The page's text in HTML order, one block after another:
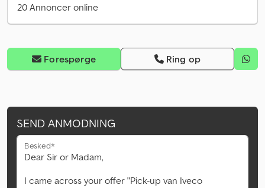
20 Annoncer online
Forespørge Ring op
SEND ANMODNING
Besked*